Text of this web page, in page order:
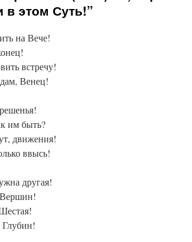
в этом Суть!”
на Вече!
встречу!
Венец!
им быть?
движения!
ввысь!
другая!
Глубин!